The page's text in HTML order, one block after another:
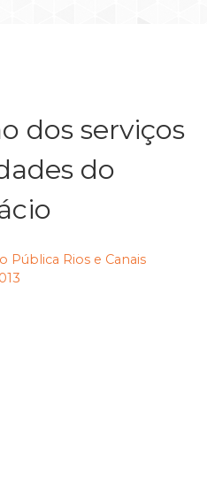
dos serviços
do
Pública Rios e Canais